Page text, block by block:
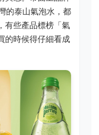
的泰山氣泡水，都
有些產品標榜「氣
的時候得仔細看成